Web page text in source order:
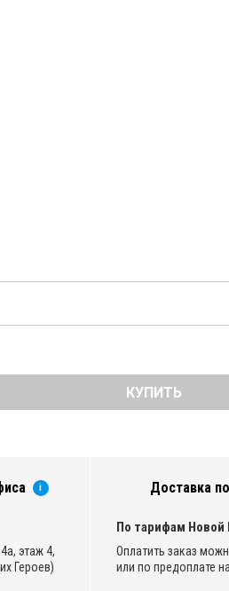
КУПИТЬ
i
этаж 4,
Героев)
Доставка
По тарифам Новой
Оплатить заказ
или по предоплате